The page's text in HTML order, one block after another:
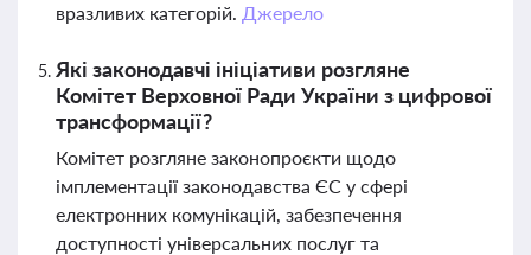
вразливих категорій. Джерело
Які законодавчі ініціативи розгляне
Комітет Верховної Ради України з цифрової
трансформації?
Комітет розгляне законопроєкти щодо
імплементації законодавства ЄС у сфері
електронних комунікацій, забезпечення
доступності універсальних послуг та